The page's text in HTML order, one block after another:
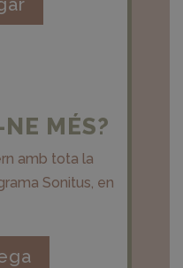
MÉS?
amb tota la
Sonitus, en